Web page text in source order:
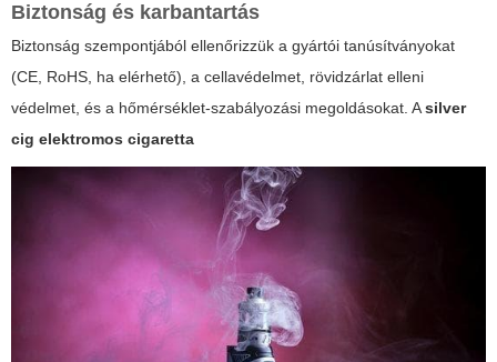
Biztonság és karbantartás
Biztonság szempontjából ellenőrizzük a gyártói tanúsítványokat
(CE, RoHS, ha elérhető), a cellavédelmet, rövidzárlat elleni
védelmet, és a hőmérséklet-szabályozási megoldásokat. Asilver
cig elektromos cigaretta